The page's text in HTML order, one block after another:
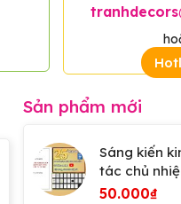
Sản phẩm mới
Sáng kiến
tác chủ
2026
50.000₫